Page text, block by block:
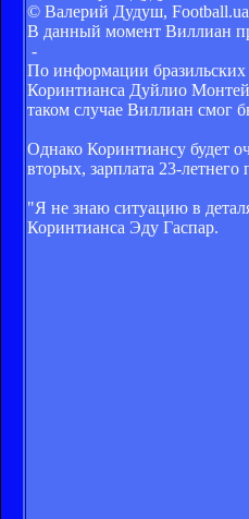
© Валерий Дудуш, Football.ua
В данный момент Виллиан
-
По информации
Коринтианса Дуйлио
таком случае Виллиан смог
Однако Коринтиансу будет
вторых, зарплата 23-
"Я не знаю ситуацию в
Коринтианса Эду Гаспар.